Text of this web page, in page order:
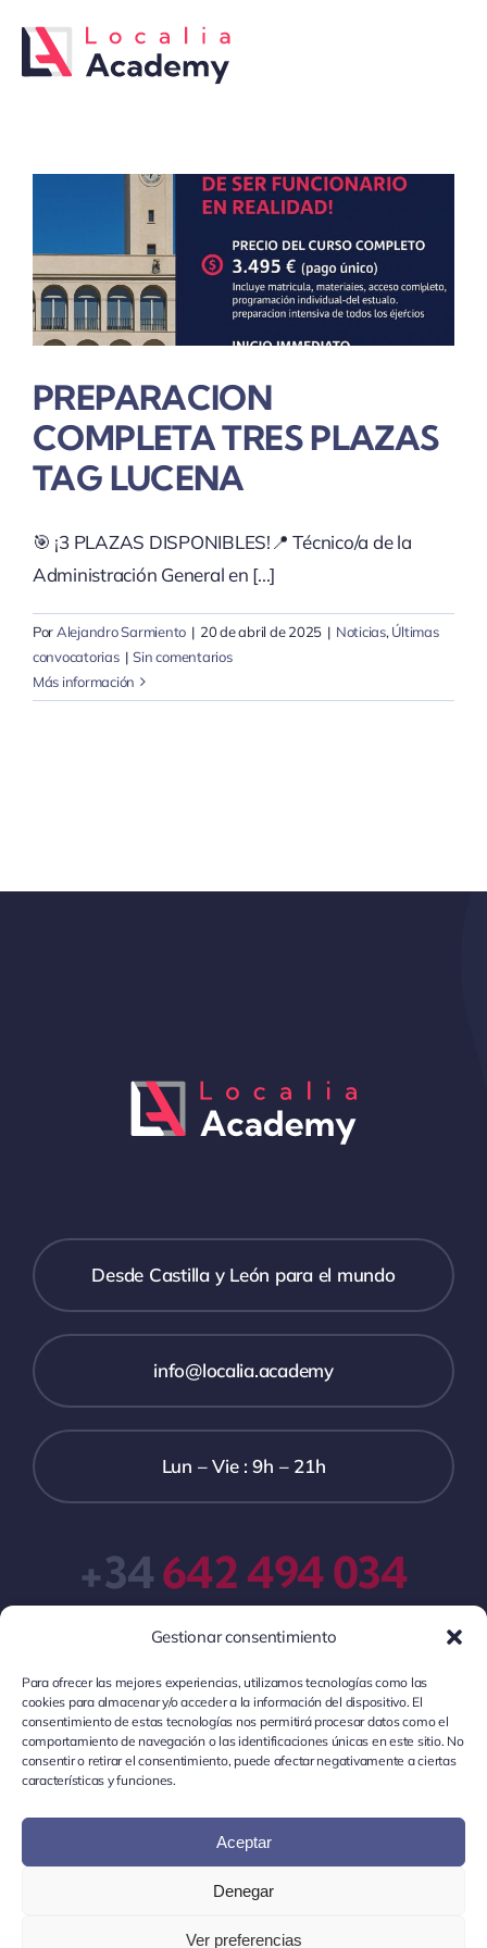
Gestionar consentimiento
Para ofrecer las mejores experiencias, utilizamos tecnologías como las
cookies para almacenar y/o acceder a la información del dispositivo. El
consentimiento de estas tecnologías nos permitirá procesar datos como el
comportamiento de navegación o las identificaciones únicas en este sitio. No
consentir o retirar el consentimiento, puede afectar negativamente a ciertas
características y funciones.
Aceptar
Denegar
Ver preferencias
contenido
PREPARACION
COMPLETA TRES PLAZAS
TAG LUCENA
🎯 ¡3 PLAZAS DISPONIBLES!📍 Técnico/a de la
Administración General en [...]
PorAlejandro Sarmiento | 20 de abril de 2025 | Noticias, Últimas
convocatorias | Sin comentarios
Más información
Desde Castilla y León para el mundo
info@localia.academy
Lun – Vie : 9h – 21h
+34642 494 034
© Localia 2026 •
Política de Cookies